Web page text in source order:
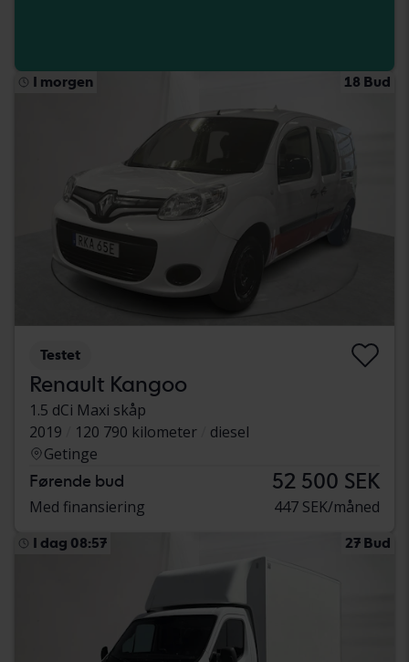
I morgen 18 Bud
Testet
Renault Kangoo
1.5 dCi Maxi skåp
2019
120 790 kilometer
diesel
Getinge
Førende bud 52 500 SEK
Med finansiering 447 SEK/måned
I dag 08:57 27 Bud